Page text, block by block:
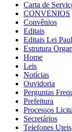
Carta de
CONVENIOS
Convênios
Editais
Editais Lei
Estrutura
Home
Leis
Notícias
Ouvidoria
Perguntas
Prefeitura
Processos
Secretários
Telefones Uteis